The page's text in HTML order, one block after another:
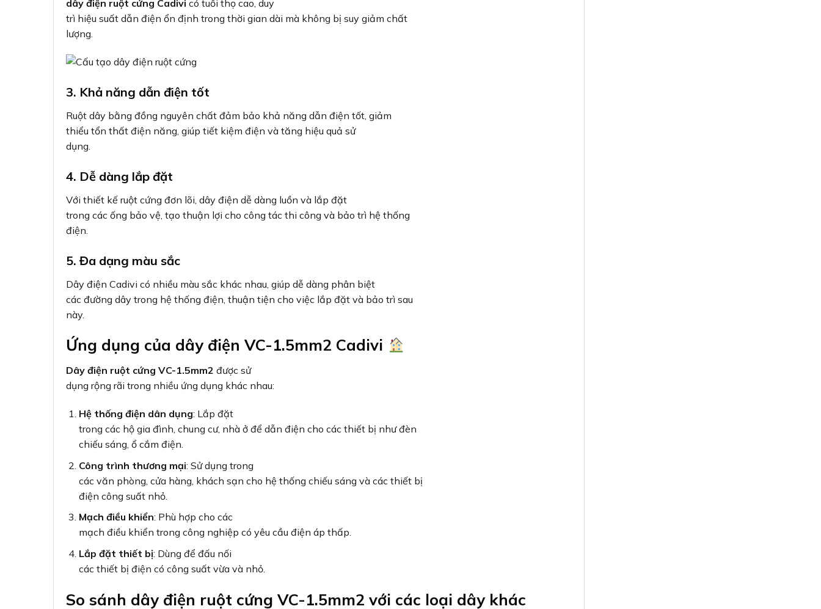
dây điện ruột cứng Cadivi có tuổi thọ cao, duy
trì hiệu suất dẫn điện ổn định trong thời gian dài mà không bị suy giảm chất
lượng.
3. Khả năng dẫn điện tốt
Ruột dây bằng đồng nguyên chất đảm bảo khả năng dẫn điện tốt, giảm
thiểu tổn thất điện năng, giúp tiết kiệm điện và tăng hiệu quả sử
dụng.
4. Dễ dàng lắp đặt
Với thiết kế ruột cứng đơn lõi, dây điện dễ dàng luồn và lắp đặt
trong các ống bảo vệ, tạo thuận lợi cho công tác thi công và bảo trì hệ thống
điện.
5. Đa dạng màu sắc
Dây điện Cadivi có nhiều màu sắc khác nhau, giúp dễ dàng phân biệt
các đường dây trong hệ thống điện, thuận tiện cho việc lắp đặt và bảo trì sau
này.
Ứng dụng của dây điện VC-1.5mm2 Cadivi
Dây điện ruột cứng VC-1.5mm2 được sử
dụng rộng rãi trong nhiều ứng dụng khác nhau:
Hệ thống điện dân dụng: Lắp đặt
trong các hộ gia đình, chung cư, nhà ở để dẫn điện cho các thiết bị như đèn
chiếu sáng, ổ cắm điện.
Công trình thương mại: Sử dụng trong
các văn phòng, cửa hàng, khách sạn cho hệ thống chiếu sáng và các thiết bị
điện công suất nhỏ.
Mạch điều khiển: Phù hợp cho các
mạch điều khiển trong công nghiệp có yêu cầu điện áp thấp.
Lắp đặt thiết bị: Dùng để đấu nối
các thiết bị điện có công suất vừa và nhỏ.
So sánh dây điện ruột cứng VC-1.5mm2 với các loại dây khác